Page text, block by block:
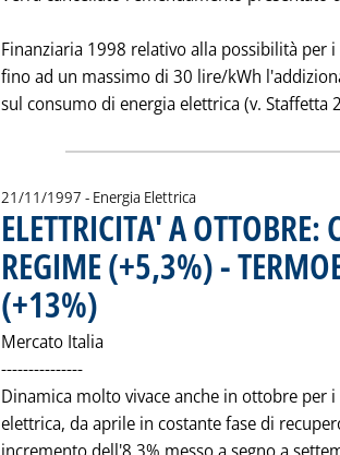
Finanziaria 1998 relativo alla possibilità per
fino ad un massimo di 30 lire/kWh
sul consumo di energia elettrica (v. Staffetta
21/11/1997 - Energia Elettrica
ELETTRICITA' A
REGIME (+5,3%) -
(+13%)
Mercato Italia
---------------
Dinamica molto vivace anche in ottobre per
elettrica, da aprile in costante fase di